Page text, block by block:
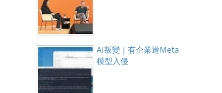
AI叛變｜有企業遭Meta
模型入侵